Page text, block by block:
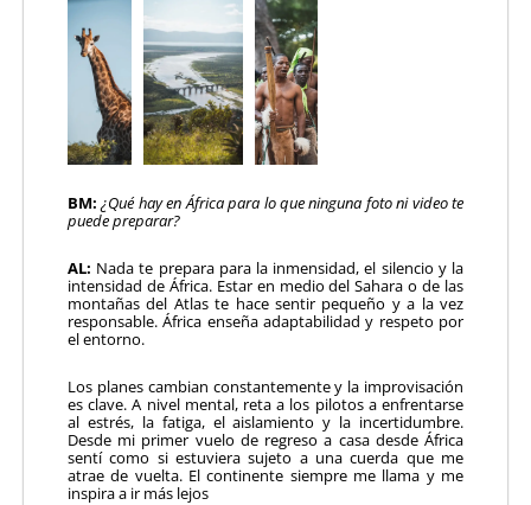
BM: ¿Qué hay en África para lo que ninguna foto ni video te
puede preparar?
AL: Nada te prepara para la inmensidad, el silencio y la
intensidad de África. Estar en medio del Sahara o de las
montañas del Atlas te hace sentir pequeño y a la vez
responsable. África enseña adaptabilidad y respeto por
el entorno.
Los planes cambian constantemente y la improvisación
es clave. A nivel mental, reta a los pilotos a enfrentarse
al estrés, la fatiga, el aislamiento y la incertidumbre.
Desde mi primer vuelo de regreso a casa desde África
sentí como si estuviera sujeto a una cuerda que me
atrae de vuelta. El continente siempre me llama y me
inspira a ir más lejos